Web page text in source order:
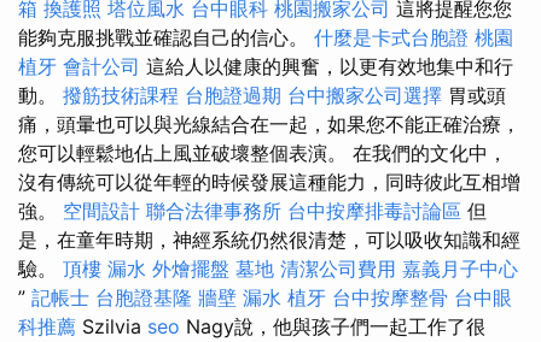
箱 換護照 塔位風水 台中眼科 桃園搬家公司 這將提醒您您
能夠克服挑戰並確認自己的信心。 什麼是卡式台胞證 桃園
植牙 會計公司 這給人以健康的興奮，以更有效地集中和行
動。 撥筋技術課程 台胞證過期 台中搬家公司選擇 胃或頭
痛，頭暈也可以與光線結合在一起，如果您不能正確治療，
您可以輕鬆地佔上風並破壞整個表演。 在我們的文化中，
沒有傳統可以從年輕的時候發展這種能力，同時彼此互相增
強。 空間設計 聯合法律事務所 台中按摩排毒討論區 但
是，在童年時期，神經系統仍然很清楚，可以吸收知識和經
驗。 頂樓 漏水 外燴擺盤 墓地 清潔公司費用 嘉義月子中心
” 記帳士 台胞證基隆 牆壁 漏水 植牙 台中按摩整骨 台中眼
科推薦 Szilvia seo Nagy說，他與孩子們一起工作了很